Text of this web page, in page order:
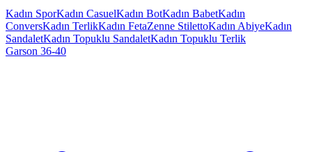
Kadın SporKadın CasuelKadın BotKadın BabetKadın
ConversKadın TerlikKadın FetaZenne StilettoKadın AbiyeKadın
SandaletKadın Topuklu SandaletKadın Topuklu Terlik
Garson 36-40